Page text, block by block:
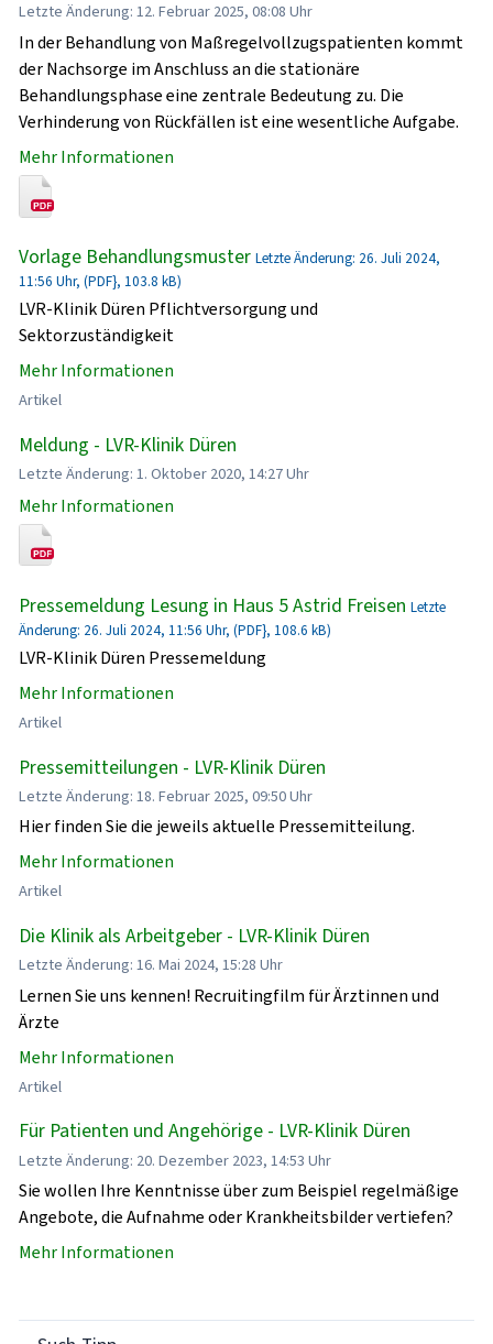
Letzte Änderung: 12. Februar 2025, 08:08 Uhr
In der Behandlung von Maßregelvollzugspatienten kommt
der Nachsorge im Anschluss an die stationäre
Behandlungsphase eine zentrale Bedeutung zu. Die
Verhinderung von Rückfällen ist eine wesentliche Aufgabe.
Mehr Informationen
Vorlage Behandlungsmuster Letzte Änderung: 26. Juli 2024,
11:56 Uhr, (PDF}, 103.8 kB)
LVR-Klinik Düren Pflichtversorgung und
Sektorzuständigkeit
Mehr Informationen
Artikel
Meldung - LVR-Klinik Düren
Letzte Änderung: 1. Oktober 2020, 14:27 Uhr
Mehr Informationen
Pressemeldung Lesung in Haus 5 Astrid Freisen Letzte
Änderung: 26. Juli 2024, 11:56 Uhr, (PDF}, 108.6 kB)
LVR-Klinik Düren Pressemeldung
Mehr Informationen
Artikel
Pressemitteilungen - LVR-Klinik Düren
Letzte Änderung: 18. Februar 2025, 09:50 Uhr
Hier finden Sie die jeweils aktuelle Pressemitteilung.
Mehr Informationen
Artikel
Die Klinik als Arbeitgeber - LVR-Klinik Düren
Letzte Änderung: 16. Mai 2024, 15:28 Uhr
Lernen Sie uns kennen! Recruitingfilm für Ärztinnen und
Ärzte
Mehr Informationen
Artikel
Für Patienten und Angehörige - LVR-Klinik Düren
Letzte Änderung: 20. Dezember 2023, 14:53 Uhr
Sie wollen Ihre Kenntnisse über zum Beispiel regelmäßige
Angebote, die Aufnahme oder Krankheitsbilder vertiefen?
Mehr Informationen